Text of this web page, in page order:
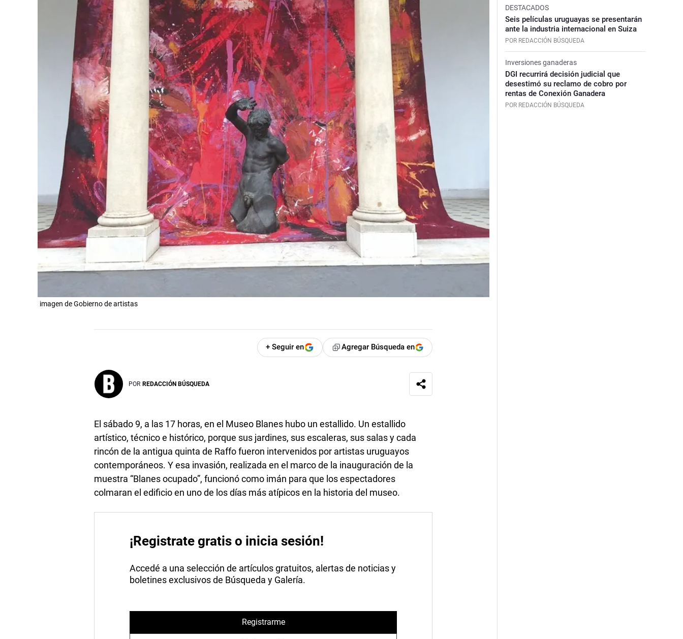
imagen de Gobierno de artistas
+ Seguir en Agregar Búsqueda en
POR REDACCIÓN BÚSQUEDA
El sábado 9, a las 17 horas, en el Museo Blanes hubo un estallido. Un estallido
artístico, técnico e histórico, porque sus jardines, sus escaleras, sus salas y cada
rincón de la antigua quinta de Raffo fueron intervenidos por artistas uruguayos
contemporáneos. Y esa invasión, realizada en el marco de la inauguración de la
muestra “Blanes ocupado”, funcionó como imán para que los espectadores
colmaran el edificio en uno de los días más atípicos en la historia del museo.
¡Registrate gratis o inicia sesión!
Accedé a una selección de artículos gratuitos, alertas de noticias y
boletines exclusivos de Búsqueda y Galería.
Registrarme
DESTACADOS
Seis películas uruguayas se presentarán
ante la industria internacional en Suiza
POR REDACCIÓN BÚSQUEDA
Inversiones ganaderas
DGI recurrirá decisión judicial que
desestimó su reclamo de cobro por
rentas de Conexión Ganadera
POR REDACCIÓN BÚSQUEDA